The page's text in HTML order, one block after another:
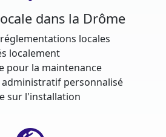
dans la Drôme
locales
localement
pour la maintenance
personnalisé
sur l'installation